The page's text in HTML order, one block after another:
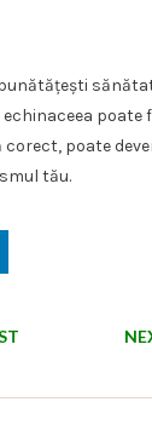
poate
poate
tău.